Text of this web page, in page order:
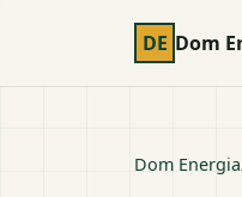
DE Dom
Dom Energia